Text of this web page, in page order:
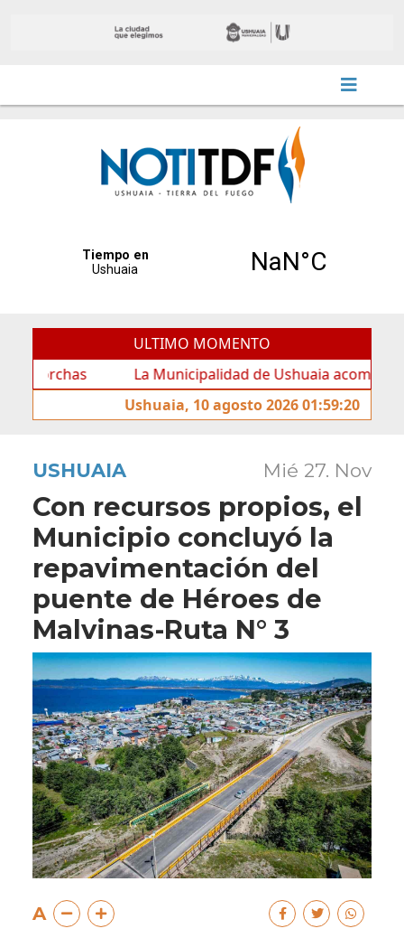
ULTIMO MOMENTO
La Municipalidad de Ushuaia acompañó los
Ushuaia, 10 agosto 2026 01:59:20
USHUAIA Mié 27. Nov
Con recursos propios, el
Municipio concluyó la
repavimentación del
puente de Héroes de
Malvinas-Ruta N° 3
A